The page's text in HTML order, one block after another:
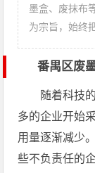
墨盒、废抹布
为宗旨，始终
番禺区废
随着科技
多的企业开始
用量逐渐减少
些不负责任的